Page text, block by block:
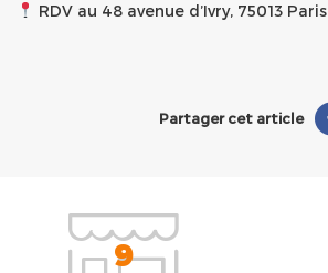
RDV au 48 avenue d’Ivry, 75013 Paris
Partager cet article
9